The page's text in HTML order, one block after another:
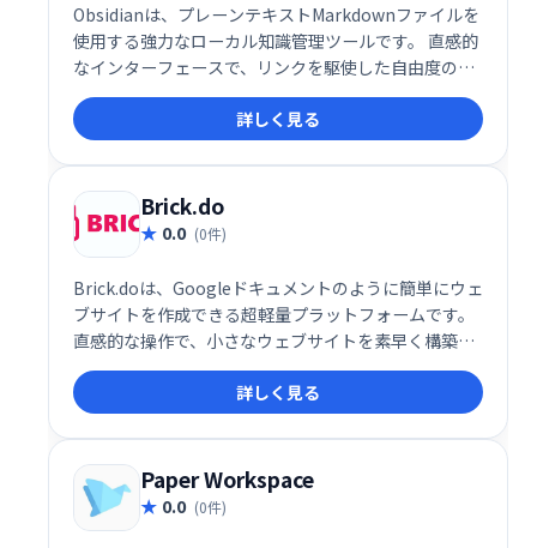
Obsidianは、プレーンテキストMarkdownファイルを
使用する強力なローカル知識管理ツールです。 直感的
なインターフェースで、リンクを駆使した自由度の高
い情報整理と、独自のナレッジベース構築が可能で
す。 メモ、アイデア、プロジェクト管理など、様々な
用途に対応します。シンプルながらも強力な機能で、
思考の整理と知識の蓄積をサポートします。
詳しく見る
Brick.do
0.0 (0件)
Brick.doは、Googleドキュメントのように簡単にウェ
ブサイトを作成できる超軽量プラットフォームです。
直感的な操作で、小さなウェブサイトを素早く構築で
きます。複雑な設定は不要で、誰でも手軽に利用可能
です。手軽にウェブサイトを作りたい方におすすめで
す。
詳しく見る
Paper Workspace
0.0 (0件)